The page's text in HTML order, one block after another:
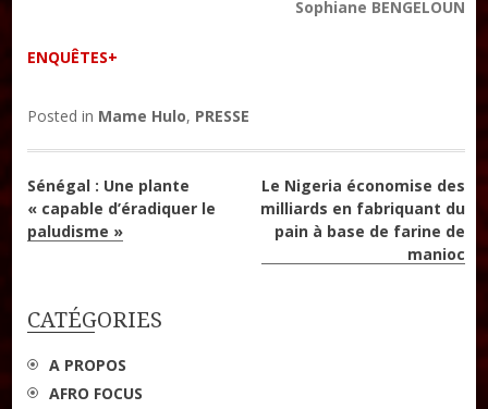
Sophiane BENGELOUN
ENQUÊTES+
Posted in Mame Hulo, PRESSE
Navigation
de
Sénégal : Une plante
« capable d’éradiquer le
paludisme »
Le Nigeria économise des
milliards en fabriquant du
pain à base de farine de
manioc
CATÉGORIES
A PROPOS
AFRO FOCUS